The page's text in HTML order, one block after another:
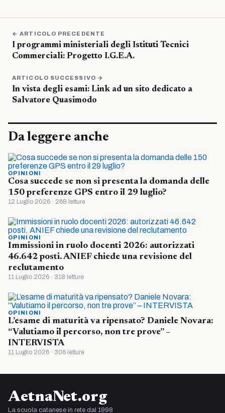
← ARTICOLO PRECEDENTE
I programmi ministeriali degli Istituti Tecnici
Commerciali: Progetto I.G.E.A.
ARTICOLO SUCCESSIVO →
In vista degli esami: Link ad un sito dedicato a
Salvatore Quasimodo
Da leggere anche
OPINIONI
Cosa succede se non si presenta la domanda delle
150 preferenze GPS entro il 29 luglio?
12 Luglio 2026 · 268 letture
OPINIONI
Immissioni in ruolo docenti 2026: autorizzati
46.642 posti. ANIEF chiede una revisione del
reclutamento
11 Luglio 2026 · 318 letture
OPINIONI
L’esame di maturità va ripensato? Daniele Novara:
“Valutiamo il percorso, non tre prove” –
INTERVISTA
11 Luglio 2026 · 306 letture
AetnaNet.org
La scuola catanese in rete dal 1998